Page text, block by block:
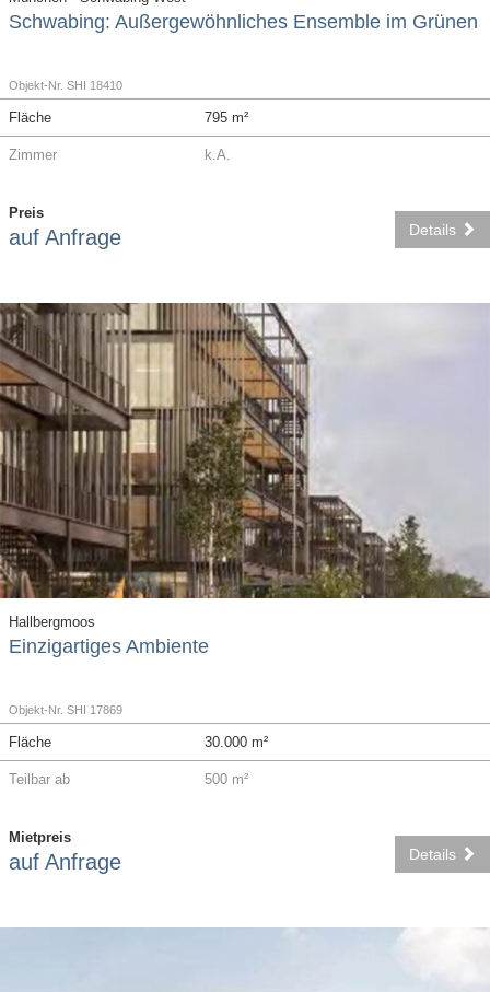
Schwabing: Außergewöhnliches Ensemble im Grünen
Objekt-Nr. SHI 18410
Fläche 795 m²
Zimmer k.A.
Preis
auf Anfrage Details
Hallbergmoos
Einzigartiges Ambiente
Objekt-Nr. SHI 17869
Fläche 30.000 m²
Teilbar ab 500 m²
Mietpreis
auf Anfrage Details